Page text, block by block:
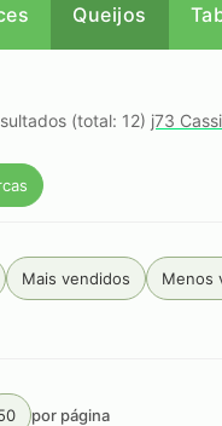
Queijos
(total: 12) j73
Mais vendidos Menos
por página